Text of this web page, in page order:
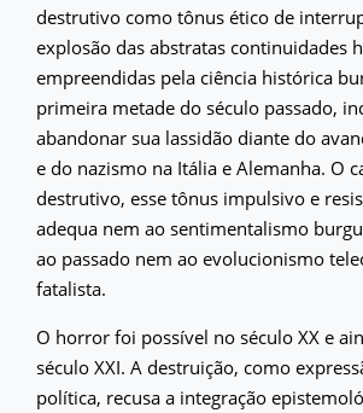
destrutivo como tônus ético de
explosão das abstratas continuidades
empreendidas pela ciência histórica
primeira metade do século passado,
abandonar sua lassidão diante do
e do nazismo na Itália e Alemanha. O
destrutivo, esse tônus impulsivo e
adequa nem ao sentimentalismo
ao passado nem ao evolucionismo
fatalista.
O horror foi possível no século XX e
século XXI. A destruição, como
política, recusa a integração